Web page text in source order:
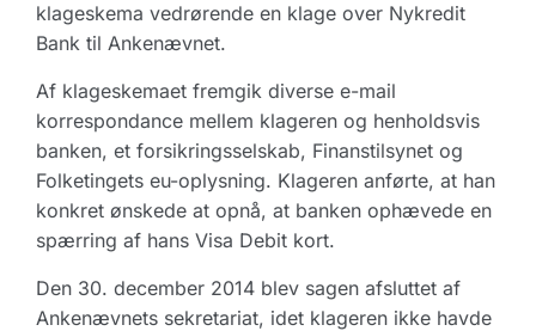
klageskema vedrørende en klage over Nykredit
Bank til Ankenævnet.
Af klageskemaet fremgik diverse e-mail
korrespondance mellem klageren og henholdsvis
banken, et forsikringsselskab, Finanstilsynet og
Folketingets eu-oplysning. Klageren anførte, at han
konkret ønskede at opnå, at banken ophævede en
spærring af hans Visa Debit kort.
Den 30. december 2014 blev sagen afsluttet af
Ankenævnets sekretariat, idet klageren ikke havde